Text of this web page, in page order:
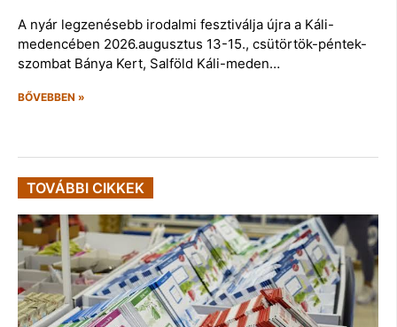
A nyár legzenésebb irodalmi fesztiválja újra a Káli-
medencében 2026.augusztus 13-15., csütörtök-péntek-
szombat Bánya Kert, Salföld Káli-meden…
BŐVEBBEN »
TOVÁBBI CIKKEK